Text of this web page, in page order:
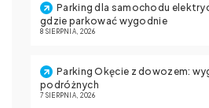
Parking dla samochodu
gdzie parkować wygodnie
8 SIERPNIA, 2026
Parking Okęcie z dowozem:
podróżnych
7 SIERPNIA, 2026